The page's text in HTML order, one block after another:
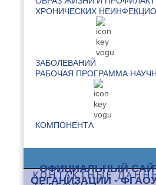
ХРОНИЧЕСКИХ
ЗАБОЛЕВАНИЙ
РАБОЧАЯ ПРОГРАММА
КОМПОНЕНТА
ОФИЦИАЛЬНЫЙ
ОРГАНИЗАЦИИ -
КОНТАКТНЫЕ